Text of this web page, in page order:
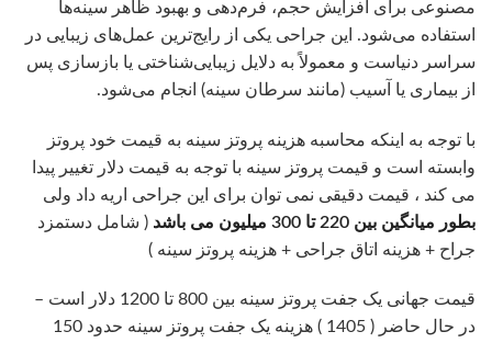
مصنوعی برای افزایش حجم، فرم‌دهی و بهبود ظاهر سینه‌ها
استفاده می‌شود. این جراحی یکی از رایج‌ترین عمل‌های زیبایی در
سراسر دنیاست و معمولاً به دلایل زیبایی‌شناختی یا بازسازی پس
از بیماری یا آسیب (مانند سرطان سینه) انجام می‌شود.
با توجه به اینکه محاسبه هزینه پروتز سینه به قیمت خود پروتز
وابسته است و قیمت پروتز سینه با توجه به قیمت دلار تغییر پیدا
می کند ، قیمت دقیقی نمی توان برای این جراحی اریه داد ولی
بطور میانگین بین 220 تا 300 میلیون می باشد
( شامل دستمزد
جراح + هزینه اتاق جراحی + هزینه پروتز سینه )
قیمت جهانی یک جفت پروتز سینه بین 800 تا 1200 دلار است –
در حال حاضر ( 1405 ) هزینه یک جفت پروتز سینه حدود 150